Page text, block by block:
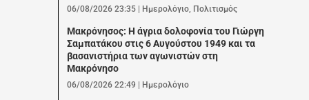
06/08/2026 23:35 Ημερολόγιο, Πολιτισμός
Μακρόνησος: Η άγρια δολοφονία του Γιώργη
Σαμπατάκου στις 6 Αυγούστου 1949 και τα
βασανιστήρια των αγωνιστών στη
Μακρόνησο
06/08/2026 22:49 | Ημερολόγιο